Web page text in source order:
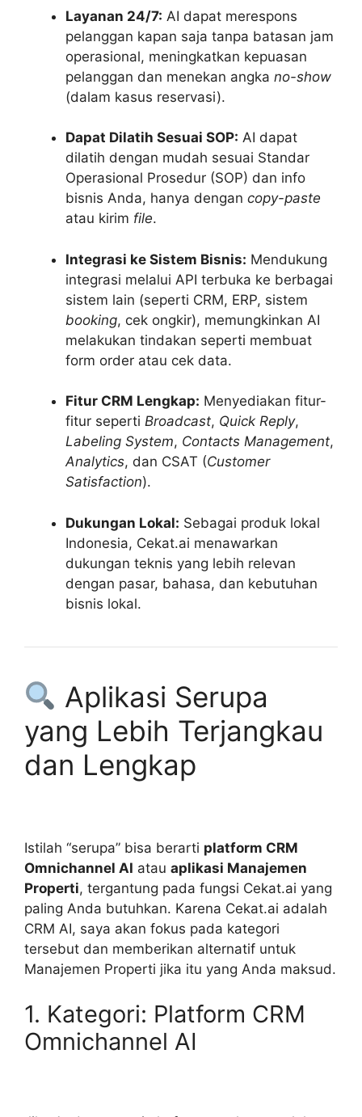
Layanan 24/7: AI dapat merespons
pelanggan kapan saja tanpa batasan jam
operasional, meningkatkan kepuasan
pelanggan dan menekan angka no-show
(dalam kasus reservasi).
Dapat Dilatih Sesuai SOP: AI dapat
dilatih dengan mudah sesuai Standar
Operasional Prosedur (SOP) dan info
bisnis Anda, hanya dengan copy-paste
atau kirim file.
Integrasi ke Sistem Bisnis: Mendukung
integrasi melalui API terbuka ke berbagai
sistem lain (seperti CRM, ERP, sistem
booking, cek ongkir), memungkinkan AI
melakukan tindakan seperti membuat
form order atau cek data.
Fitur CRM Lengkap: Menyediakan fitur-
fitur seperti Broadcast, Quick Reply,
Labeling System, Contacts Management,
Analytics, dan CSAT (Customer
Satisfaction).
Dukungan Lokal: Sebagai produk lokal
Indonesia, Cekat.ai menawarkan
dukungan teknis yang lebih relevan
dengan pasar, bahasa, dan kebutuhan
bisnis lokal.
Aplikasi Serupa
yang Lebih Terjangkau
dan Lengkap
Istilah “serupa” bisa berarti platform CRM
Omnichannel AI atau aplikasi Manajemen
Properti, tergantung pada fungsi Cekat.ai yang
paling Anda butuhkan. Karena Cekat.ai adalah
CRM AI, saya akan fokus pada kategori
tersebut dan memberikan alternatif untuk
Manajemen Properti jika itu yang Anda maksud.
1. Kategori: Platform CRM
Omnichannel AI